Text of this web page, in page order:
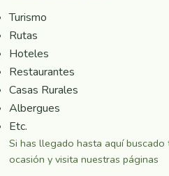
Turismo
Rutas
Hoteles
Restaurantes
Casas Rurales
Albergues
Etc.
Si has llegado hasta aquí buscado
ocasión y visita nuestras páginas